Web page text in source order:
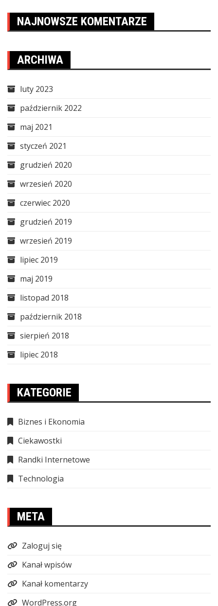
NAJNOWSZE KOMENTARZE
ARCHIWA
luty 2023
październik 2022
maj 2021
styczeń 2021
grudzień 2020
wrzesień 2020
czerwiec 2020
grudzień 2019
wrzesień 2019
lipiec 2019
maj 2019
listopad 2018
październik 2018
sierpień 2018
lipiec 2018
KATEGORIE
Biznes i Ekonomia
Ciekawostki
Randki Internetowe
Technologia
META
Zaloguj się
Kanał wpisów
Kanał komentarzy
WordPress.org